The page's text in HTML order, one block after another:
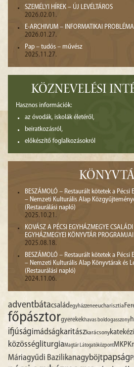
SZEMÉLYI HÍREK – ÚJ LEVÉLTÁROS
2026.02.01.
E-ARCHIVUM – INFORMATIKAI PROBLÉMA
2026.01.27.
Pap – tudós – művész
2025.11.27.
KÖZNEVELÉSI
Hasznos információk:
az óvodák, iskolák életéről,
beiratkozásról,
előkészítő foglalkozásokról
BESZÁMOLÓ – Restaurált kötetek a
– Nemzeti Kulturális Alap
(Restaurálási napló)
2025.10.21.
KOVÁSZ A PÉCSI EGYHÁZMEGYE
EGYHÁZMEGYEI KÖNYVTÁR PROGRAMJAI
2025.08.18.
BESZÁMOLÓ – Restaurált kötetek a
– Nemzeti Kulturális Alap Könyvtárak és
(Restaurálási napló)
2024.11.06.
adventbátacsaládegyházzeneeucharisztia
főpásztorgyerekekhavas boldogasszony
ifjúságimádságkaritászkarácsony
közösség liturgiaMagtár LátogatóközpontMKPK
Máriagyűdi Bazilikanagyböjtpapság